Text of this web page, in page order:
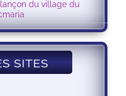
du village du
sites